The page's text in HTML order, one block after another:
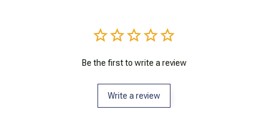
Be the first to write a review
Write a review